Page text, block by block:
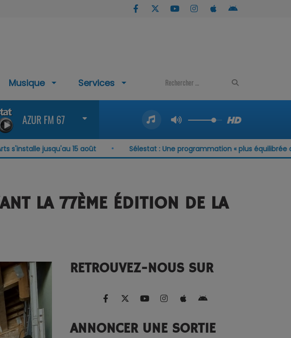
Musique Services
AZUR FM 67
jusqu'au 15 août Sélestat : Une programmation « plus équilibrée que
LA 77ÈME ÉDITION DE LA
RETROUVEZ-NOUS SUR
ANNONCER UNE SORTIE